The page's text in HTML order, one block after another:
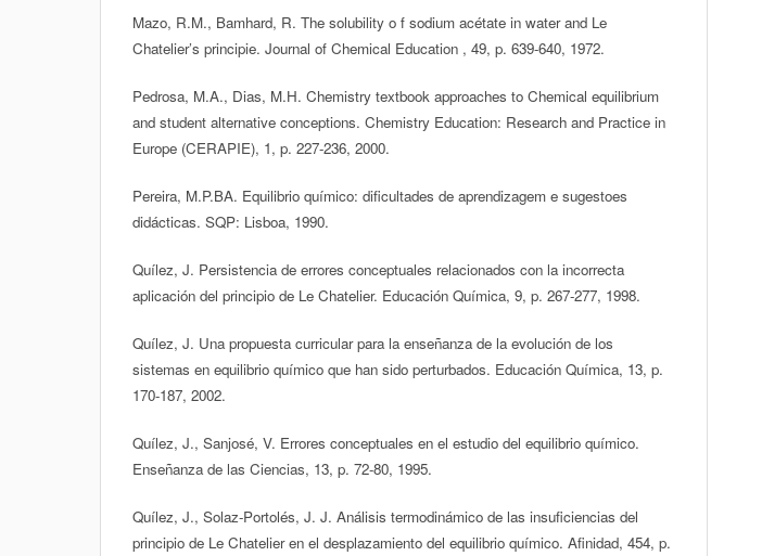
Mazo, R.M., Bamhard, R. The solubility o f sodium acétate in water and Le
Chatelier’s principie. Journal of Chemical Education , 49, p. 639-640, 1972.
Pedrosa, M.A., Dias, M.H. Chemistry textbook approaches to Chemical equilibrium
and student alternative conceptions. Chemistry Education: Research and Practice in
Europe (CERAPIE), 1, p. 227-236, 2000.
Pereira, M.P.BA. Equilibrio químico: dificultades de aprendizagem e sugestoes
didácticas. SQP: Lisboa, 1990.
Quílez, J. Persistencia de errores conceptuales relacionados con la incorrecta
aplicación del principio de Le Chatelier. Educación Química, 9, p. 267-277, 1998.
Quílez, J. Una propuesta curricular para la enseñanza de la evolución de los
sistemas en equilibrio químico que han sido perturbados. Educación Química, 13, p.
170-187, 2002.
Quílez, J., Sanjosé, V. Errores conceptuales en el estudio del equilibrio químico.
Enseñanza de las Ciencias, 13, p. 72-80, 1995.
Quílez, J., Solaz-Portolés, J. J. Análisis termodinámico de las insuficiencias del
principio de Le Chatelier en el desplazamiento del equilibrio químico. Afinidad, 454, p.